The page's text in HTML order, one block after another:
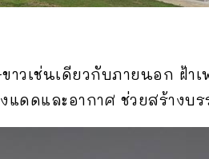
วเช่นเดียวกับภายนอก ฝ้
ดดและอากาศ ช่วยสร้าง